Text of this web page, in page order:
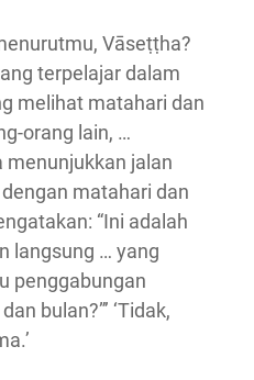
Vāseṭṭha?
terpelajar dalam
melihat matahari dan
orang lain, …
menunjukkan jalan
matahari dan
“Ini adalah
langsung … yang
penggabungan
bulan?”’ ‘Tidak,